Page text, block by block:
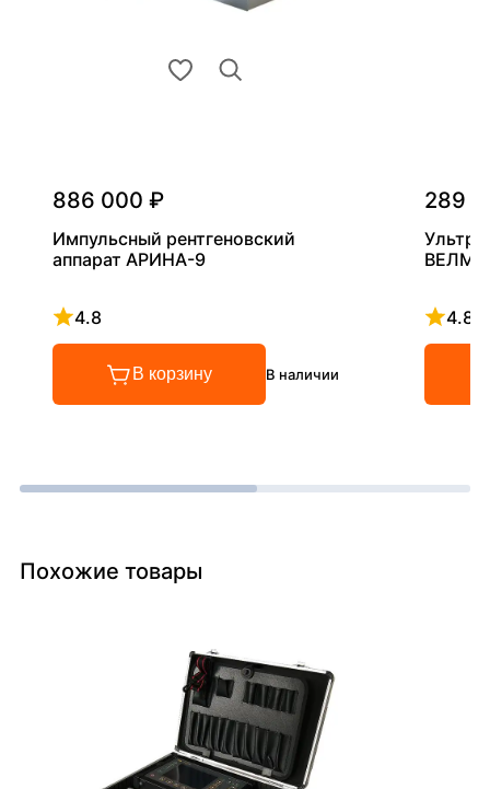
886 000 ₽
Импульсный рентгеновский
аппарат АРИНА-9
4.8
Рейтинг 4.8 из 5
В корзину В наличии
289
4.8
Похожие товары